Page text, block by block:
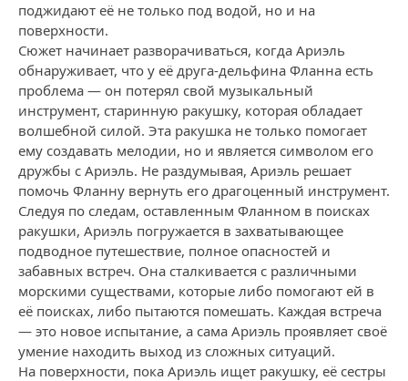
поджидают её не только под водой, но и на
поверхности.
Сюжет начинает разворачиваться, когда Ариэль
обнаруживает, что у её друга-дельфина Фланна есть
проблема — он потерял свой музыкальный
инструмент, старинную ракушку, которая обладает
волшебной силой. Эта ракушка не только помогает
ему создавать мелодии, но и является символом его
дружбы с Ариэль. Не раздумывая, Ариэль решает
помочь Фланну вернуть его драгоценный инструмент.
Следуя по следам, оставленным Фланном в поисках
ракушки, Ариэль погружается в захватывающее
подводное путешествие, полное опасностей и
забавных встреч. Она сталкивается с различными
морскими существами, которые либо помогают ей в
её поисках, либо пытаются помешать. Каждая встреча
— это новое испытание, а сама Ариэль проявляет своё
умение находить выход из сложных ситуаций.
На поверхности, пока Ариэль ищет ракушку, её сестры